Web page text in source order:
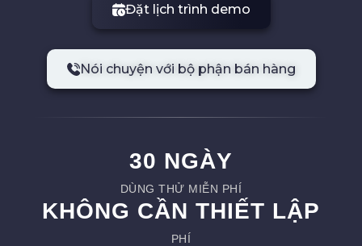
Đặt lịch trình demo
Nói chuyện với bộ phận bán hàng
30 NGÀY
DÙNG THỬ MIỄN PHÍ
KHÔNG CẦN THIẾT LẬP
PHÍ